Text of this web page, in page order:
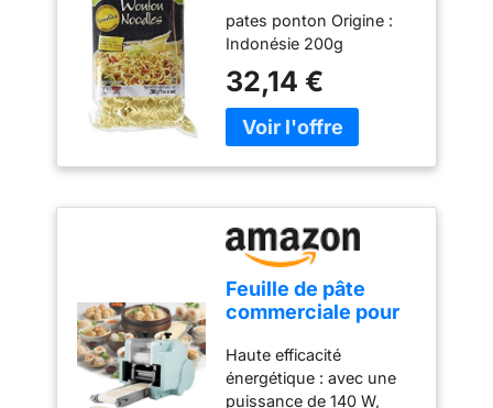
pates ponton Origine :
Indonésie 200g
32,14 €
Feuille de pâte
commerciale pour
Dumpling
Empanada, 50-60
Haute efficacité
énergétique : avec une
puissance de 140 W,